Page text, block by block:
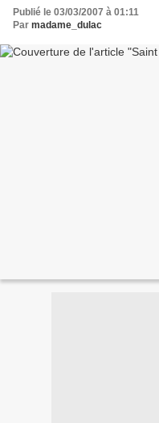
Publié le 03/03/2007 à 01:11
Par madame_dulac